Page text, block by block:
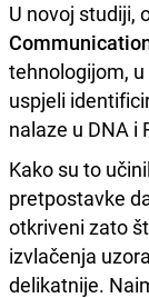
U novoj studiji,
tehnologijom,
uspjeli
nalaze u DNA i
Kako su to
pretpostavke
otkriveni zato
izvlačenja
delikatnije.